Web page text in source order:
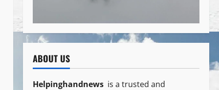
ABOUT US
Helpinghandnews is a trusted and